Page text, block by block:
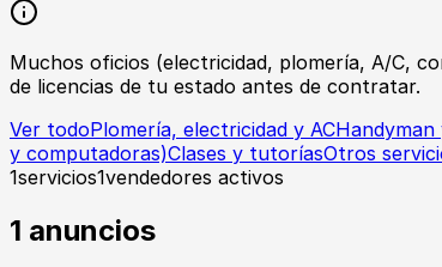
Muchos oficios (electricidad, plomería, A/C,
de licencias de tu estado antes de contratar.
Ver todoPlomería, electricidad y ACHandyman
y computadoras)Clases y tutoríasOtros
1servicios1vendedores activos
1 anuncios